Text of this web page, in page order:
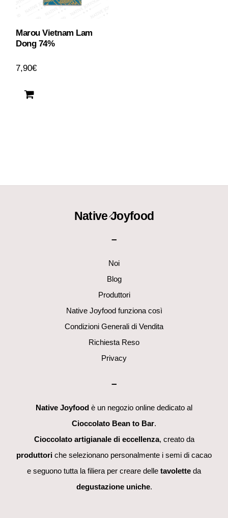
Marou Vietnam Lam
Dong 74%
7,90€
Back
Native Joyfood
–
Noi
Blog
Produttori
Native Joyfood funziona così
Condizioni Generali di Vendita
Richiesta Reso
Privacy
–
Native Joyfood è un negozio online dedicato al
Cioccolato Bean to Bar.
Cioccolato artigianale di eccellenza, creato da
produttori che selezionano personalmente i semi di cacao
e seguono tutta la filiera per creare delle tavolette da
degustazione uniche.